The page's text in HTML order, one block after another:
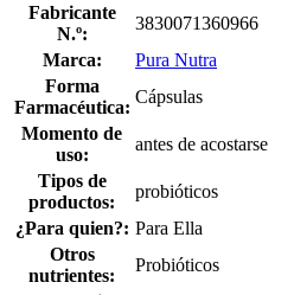
Fabricante
N.º:
3830071360966
Marca:
Pura Nutra
Forma
Farmacéutica:
Cápsulas
Momento de
uso:
antes de acostarse
Tipos de
productos:
probióticos
¿Para quien?: Para Ella
Otros
nutrientes:
Probióticos